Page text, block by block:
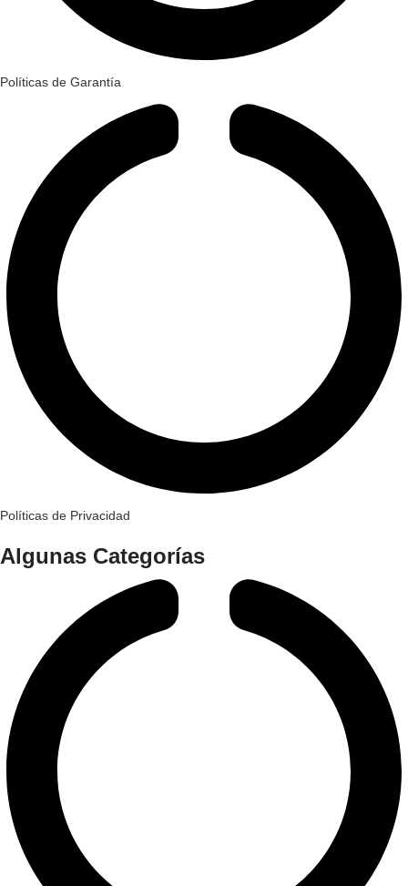
Políticas de Garantía
Políticas de Privacidad
Algunas Categorías